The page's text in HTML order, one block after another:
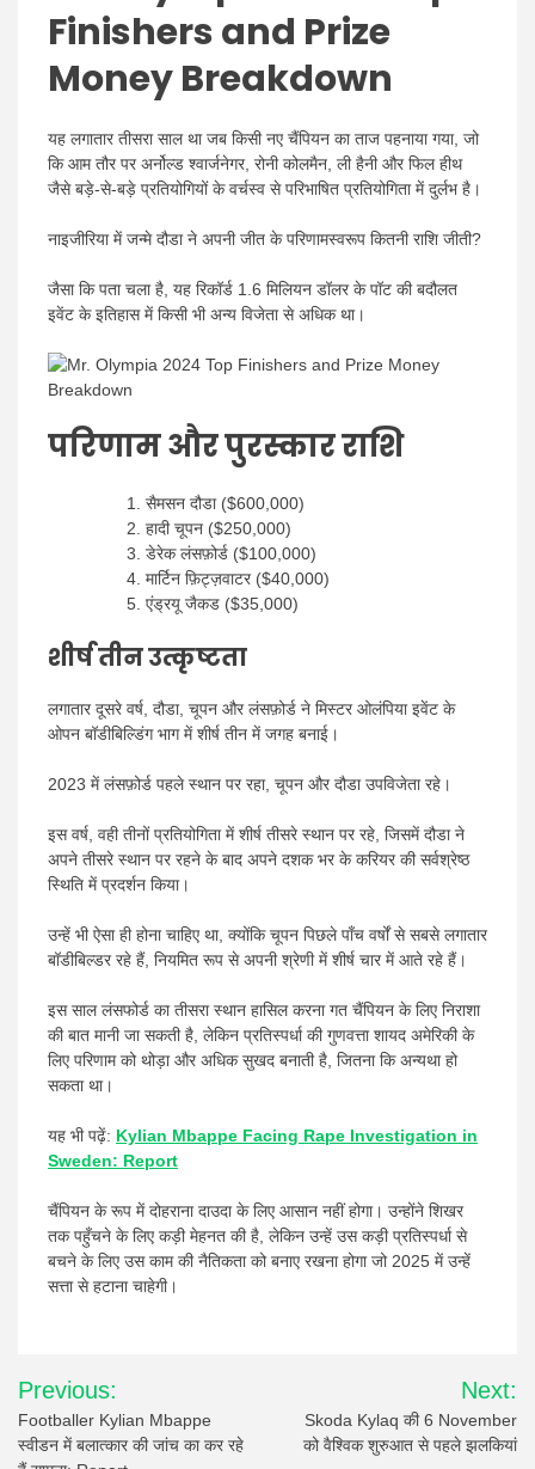
Finishers and Prize
Money Breakdown
यह लगातार तीसरा साल था जब किसी नए चैंपियन का ताज पहनाया गया, जो
कि आम तौर पर अर्नोल्ड श्वार्जनेगर, रोनी कोलमैन, ली हैनी और फिल हीथ
जैसे बड़े-से-बड़े प्रतियोगियों के वर्चस्व से परिभाषित प्रतियोगिता में दुर्लभ है।
नाइजीरिया में जन्मे दौडा ने अपनी जीत के परिणामस्वरूप कितनी राशि जीती?
जैसा कि पता चला है, यह रिकॉर्ड 1.6 मिलियन डॉलर के पॉट की बदौलत
इवेंट के इतिहास में किसी भी अन्य विजेता से अधिक था।
परिणाम और पुरस्कार राशि
सैमसन दौडा ($600,000)
हादी चूपन ($250,000)
डेरेक लंसफ़ोर्ड ($100,000)
मार्टिन फ़िट्ज़वाटर ($40,000)
एंड्रयू जैकड ($35,000)
शीर्ष तीन उत्कृष्टता
लगातार दूसरे वर्ष, दौडा, चूपन और लंसफ़ोर्ड ने मिस्टर ओलंपिया इवेंट के
ओपन बॉडीबिल्डिंग भाग में शीर्ष तीन में जगह बनाई।
2023 में लंसफ़ोर्ड पहले स्थान पर रहा, चूपन और दौडा उपविजेता रहे।
इस वर्ष, वही तीनों प्रतियोगिता में शीर्ष तीसरे स्थान पर रहे, जिसमें दौडा ने
अपने तीसरे स्थान पर रहने के बाद अपने दशक भर के करियर की सर्वश्रेष्ठ
स्थिति में प्रदर्शन किया।
उन्हें भी ऐसा ही होना चाहिए था, क्योंकि चूपन पिछले पाँच वर्षों से सबसे लगातार
बॉडीबिल्डर रहे हैं, नियमित रूप से अपनी श्रेणी में शीर्ष चार में आते रहे हैं।
इस साल लंसफोर्ड का तीसरा स्थान हासिल करना गत चैंपियन के लिए निराशा
की बात मानी जा सकती है, लेकिन प्रतिस्पर्धा की गुणवत्ता शायद अमेरिकी के
लिए परिणाम को थोड़ा और अधिक सुखद बनाती है, जितना कि अन्यथा हो
सकता था।
यह भी पढ़ें: Kylian Mbappe Facing Rape Investigation in
Sweden: Report
चैंपियन के रूप में दोहराना दाउदा के लिए आसान नहीं होगा। उन्होंने शिखर
तक पहुँचने के लिए कड़ी मेहनत की है, लेकिन उन्हें उस कड़ी प्रतिस्पर्धा से
बचने के लिए उस काम की नैतिकता को बनाए रखना होगा जो 2025 में उन्हें
सत्ता से हटाना चाहेगी।
Post
navigation
Previous:
Footballer Kylian Mbappe
स्वीडन में बलात्कार की जांच का कर रहे
Next:
Skoda Kylaq की 6 November
को वैश्विक शुरुआत से पहले झलकियां